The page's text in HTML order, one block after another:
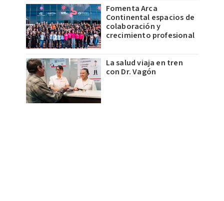
Fomenta Arca
Continental espacios de
colaboración y
crecimiento profesional
La salud viaja en tren
con Dr. Vagón